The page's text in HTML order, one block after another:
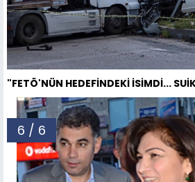
"FETÖ'NÜN HEDEFİNDEKİ İSİMDİ...
6 / 6